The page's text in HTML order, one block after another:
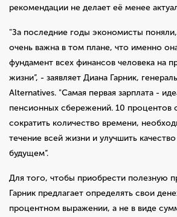
рекомендации не делает её менее
"За последние годы экономисты поняли,
очень важна в том плане, что именно
фундамент всех финансов человека на
жизни”, - заявляет Диана Гарник,
Alternatives. "Самая первая зарплата -
пенсионных сбережений. 10 процентов
сократить количество времени,
течение всей жизни и улучшить
будущем”.
Для того, чтобы приобрести полезную
Гарник предлагает определять свои
процентном выражении, а не в виде